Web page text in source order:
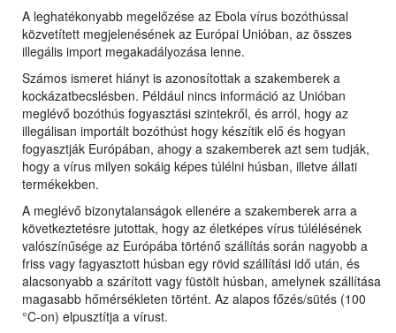
A leghatékonyabb megelőzése az Ebola vírus bozóthússal
közvetített megjelenésének az Európai Unióban, az összes
illegális import megakadályozása lenne.
Számos ismeret hiányt is azonosítottak a szakemberek a
kockázatbecslésben. Például nincs információ az Unióban
meglévő bozóthús fogyasztási szintekről, és arról, hogy az
illegálisan importált bozóthúst hogy készítik elő és hogyan
fogyasztják Európában, ahogy a szakemberek azt sem tudják,
hogy a vírus milyen sokáig képes túlélni húsban, illetve állati
termékekben.
A meglévő bizonytalanságok ellenére a szakemberek arra a
következtetésre jutottak, hogy az életképes vírus túlélésének
valószínűsége az Európába történő szállítás során nagyobb a
friss vagy fagyasztott húsban egy rövid szállítási idő után, és
alacsonyabb a szárított vagy füstölt húsban, amelynek szállítása
magasabb hőmérsékleten történt. Az alapos főzés/sütés (100
°C-on) elpusztítja a vírust.